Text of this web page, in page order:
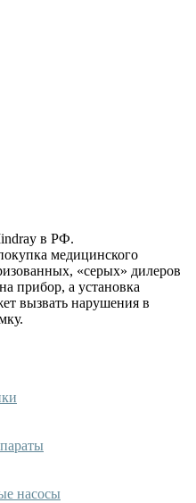
в РФ.
медицинского
«серых» дилеров
прибор, а установка
вызвать нарушения в
насосы